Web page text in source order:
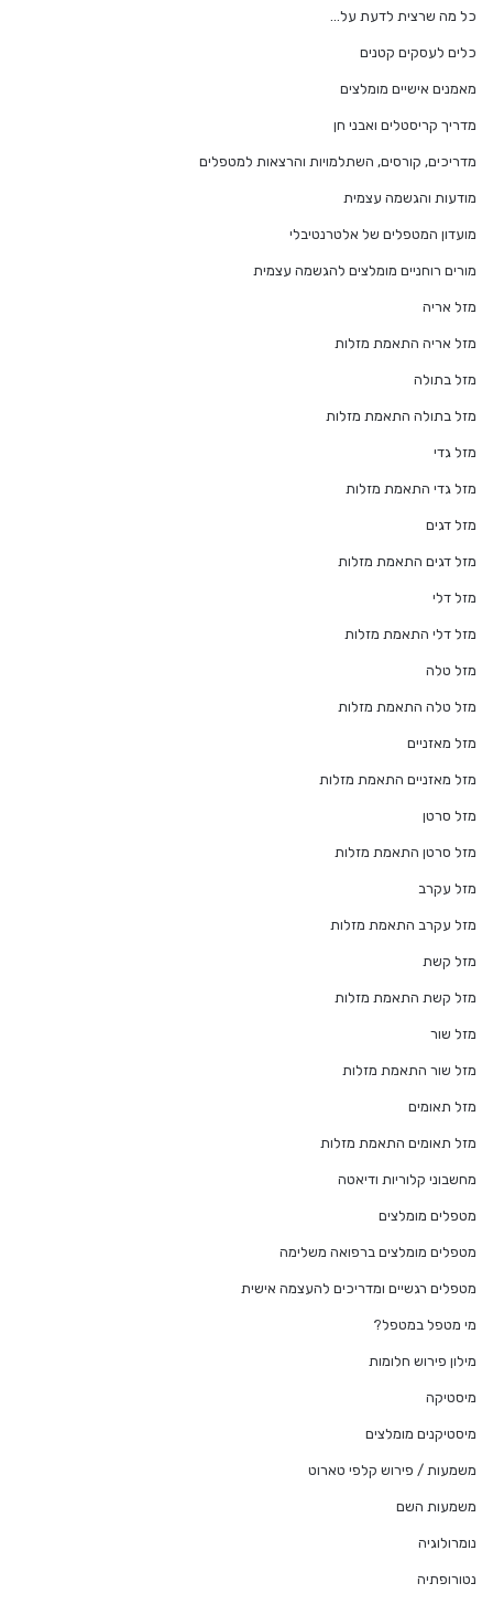
כל מה שרצית לדעת על…
כלים לעסקים קטנים
מאמנים אישיים מומלצים
מדריך קריסטלים ואבני חן
מדריכים, קורסים, השתלמויות והרצאות למטפלים
מודעות והגשמה עצמית
מועדון המטפלים של אלטרנטיבלי
מורים רוחניים מומלצים להגשמה עצמית
מזל אריה
מזל אריה התאמת מזלות
מזל בתולה
מזל בתולה התאמת מזלות
מזל גדי
מזל גדי התאמת מזלות
מזל דגים
מזל דגים התאמת מזלות
מזל דלי
מזל דלי התאמת מזלות
מזל טלה
מזל טלה התאמת מזלות
מזל מאזניים
מזל מאזניים התאמת מזלות
מזל סרטן
מזל סרטן התאמת מזלות
מזל עקרב
מזל עקרב התאמת מזלות
מזל קשת
מזל קשת התאמת מזלות
מזל שור
מזל שור התאמת מזלות
מזל תאומים
מזל תאומים התאמת מזלות
מחשבוני קלוריות ודיאטה
מטפלים מומלצים
מטפלים מומלצים ברפואה משלימה
מטפלים רגשיים ומדריכים להעצמה אישית
מי מטפל במטפל?
מילון פירוש חלומות
מיסטיקה
מיסטיקנים מומלצים
משמעות / פירוש קלפי טארוט
משמעות השם
נומרולוגיה
נטורופתיה